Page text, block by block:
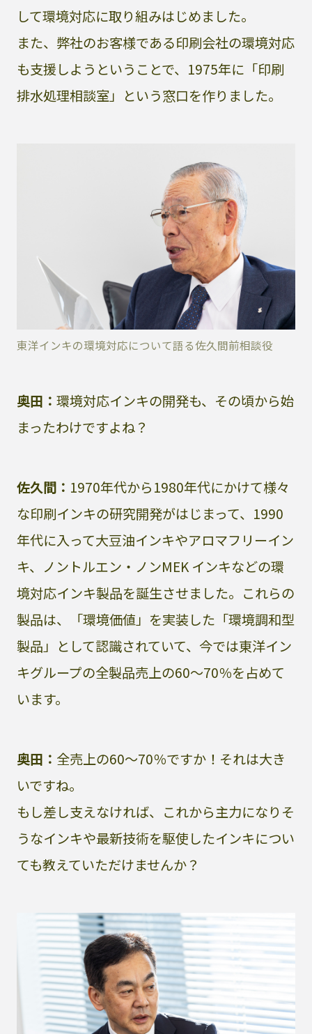
して環境対応に取り組みはじめました。
また、弊社のお客様である印刷会社の環境対応
も支援しようということで、1975年に「印刷
排水処理相談室」という窓口を作りました。
東洋インキの環境対応について語る佐久間前相談役
奥田： 環境対応インキの開発も、その頃から始
まったわけですよね？
佐久間： 1970年代から1980年代にかけて様々
な印刷インキの研究開発がはじまって、1990
年代に入って大豆油インキやアロマフリーイン
キ、ノントルエン・ノンMEK インキなどの環
境対応インキ製品を誕生させました。これらの
製品は、「環境価値」を実装した「環境調和型
製品」として認識されていて、今では東洋イン
キグループの全製品売上の60〜70％を占めて
います。
奥田： 全売上の60〜70％ですか！それは大き
いですね。
もし差し支えなければ、これから主力になりそ
うなインキや最新技術を駆使したインキについ
ても教えていただけませんか？